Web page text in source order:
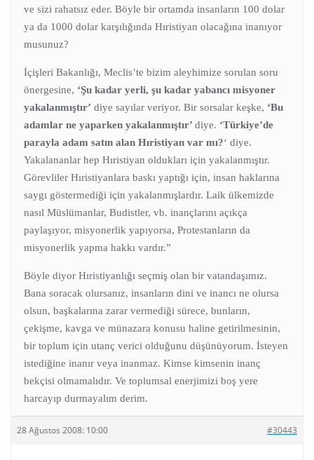
ve sizi rahatsız eder. Böyle bir ortamda insanların 100 dolar
ya da 1000 dolar karşılığında Hıristiyan olacağına inanıyor
musunuz?
İçişleri Bakanlığı, Meclis’te bizim aleyhimize sorulan soru
önergesine, ‘Şu kadar yerli, şu kadar yabancı misyoner
yakalanmıştır’ diye sayılar veriyor. Bir sorsalar keşke, ‘Bu
adamlar ne yaparken yakalanmıştır’ diye. ‘Türkiye’de
parayla adam satın alan Hıristiyan var mı?‘ diye.
Yakalananlar hep Hıristiyan oldukları için yakalanmıştır.
Görevliler Hıristiyanlara baskı yaptığı için, insan haklarına
saygı göstermediği için yakalanmışlardır. Laik ülkemizde
nasıl Müslümanlar, Budistler, vb. inançlarını açıkça
paylaşıyor, misyonerlik yapıyorsa, Protestanların da
misyonerlik yapma hakkı vardır.”
Böyle diyor Hıristiyanlığı seçmiş olan bir vatandaşımız.
Bana soracak olursanız, insanların dini ve inancı ne olursa
olsun, başkalarına zarar vermediği sürece, bunların,
çekişme, kavga ve münazara konusu haline getirilmesinin,
bir toplum için utanç verici olduğunu düşünüyorum. İsteyen
istediğine inanır veya inanmaz. Kimse kimsenin inanç
bekçisi olmamalıdır. Ve toplumsal enerjimizi boş yere
harcayıp durmayalım derim.
28 Ağustos 2008: 10:00 #30443